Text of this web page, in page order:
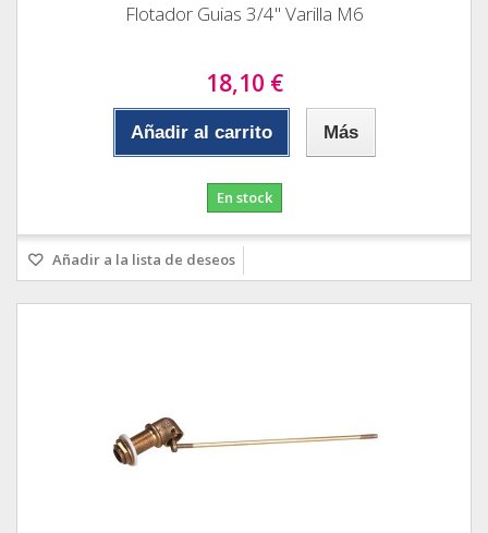
Flotador Guias 3/4" Varilla M6
18,10 €
Añadir al carrito Más
En stock
Añadir a la lista de deseos